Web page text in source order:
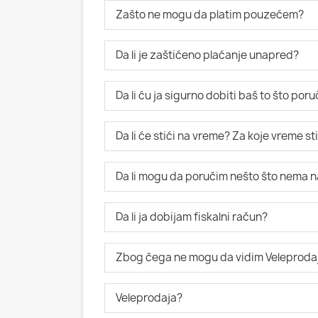
Zašto ne mogu da platim pouzećem?
Da li je zaštićeno plaćanje unapred?
Da li ću ja sigurno dobiti baš to što
Da li će stići na vreme? Za koje vreme
Da li mogu da poručim nešto što nema
Da li ja dobijam fiskalni račun?
Zbog čega ne mogu da vidim
Veleprodaja?